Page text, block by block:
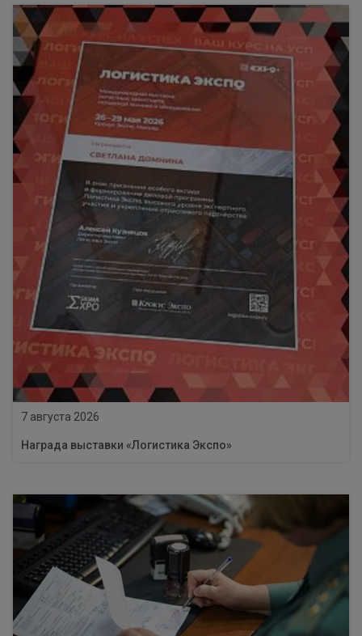
7 августа 2026
Награда выставки «Логистика Экспо»